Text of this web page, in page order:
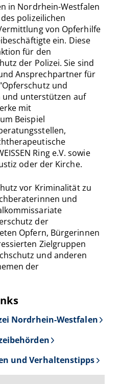
in Nordrhein-Westfalen
polizeilichen
von Opferhilfe
ein. Diese
für den
der Polizei. Sie sind
Ansprechpartner für
und
und unterstützen auf
mit
Beispiel
Ring e.V. sowie
oder der Kirche.
vor Kriminalität zu
und
der
Opfern, Bürgerinnen
Zielgruppen
und anderen
der
Nordrhein-Westfalen
und Verhaltenstipps